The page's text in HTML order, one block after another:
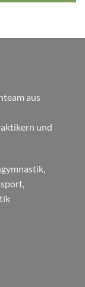
aus
und